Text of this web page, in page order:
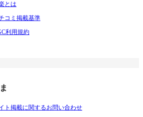
とは
コミ掲載基準
利用規約
ト掲載に関するお問い合わせ